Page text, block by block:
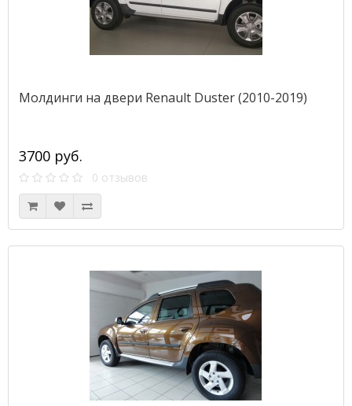
Молдинги на двери Renault Duster (2010-2019)
3700 руб.
0 отзывов